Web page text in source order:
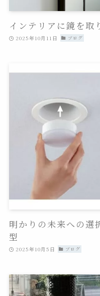
インテリアに鏡を取
2025年10月11日 ブログ
明かりの未来への選
型
2025年10月5日 ブログ